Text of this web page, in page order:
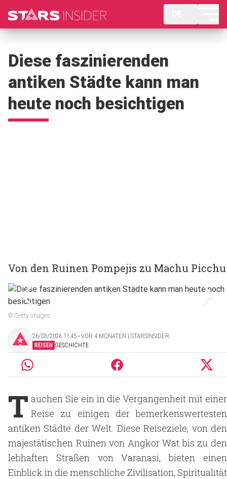
Diese faszinierenden
antiken Städte kann man
heute noch besichtigen
Von den Ruinen Pompejis zu Machu Picchu
© Getty Images
26/03/2026 11:45 ‧ VOR 4 MONATEN | STARSINSIDER
REISEN GESCHICHTE
T auchen Sie ein in die Vergangenheit mit einer
Reise zu einigen der bemerkenswertesten
antiken Städte der Welt. Diese Reiseziele, von den
majestätischen Ruinen von Angkor Wat bis zu den
lebhaften Straßen von Varanasi, bieten einen
Einblick in die menschliche Zivilisation, Spiritualität